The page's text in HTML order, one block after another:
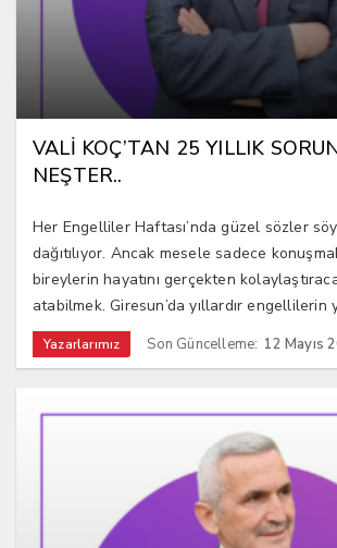
VALİ KOÇ’TAN 25 YILLIK
NEŞTER..
Her Engelliler Haftası’nda güzel sözler
dağıtılıyor. Ancak mesele sadece
bireylerin hayatını gerçekten
atabilmek. Giresun’da yıllardır engellilerin
Yazarlarımız Son Güncelleme: 12 Mayıs